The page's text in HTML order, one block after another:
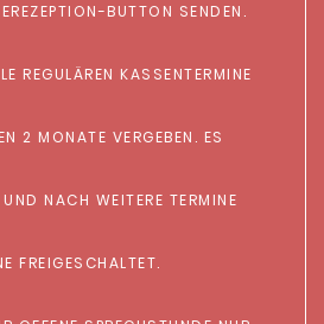
BUTTON SENDEN.
REGULÄREN KASSENTERMINE
2 MONATE VERGEBEN. ES
NACH WEITERE TERMINE
FREIGESCHALTET.